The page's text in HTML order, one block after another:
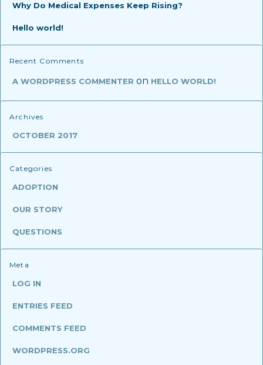
Why Do Medical Expenses Keep Rising?
Hello world!
Recent Comments
A WORDPRESS COMMENTER on HELLO WORLD!
Archives
OCTOBER 2017
Categories
ADOPTION
OUR STORY
QUESTIONS
Meta
LOG IN
ENTRIES FEED
COMMENTS FEED
WORDPRESS.ORG